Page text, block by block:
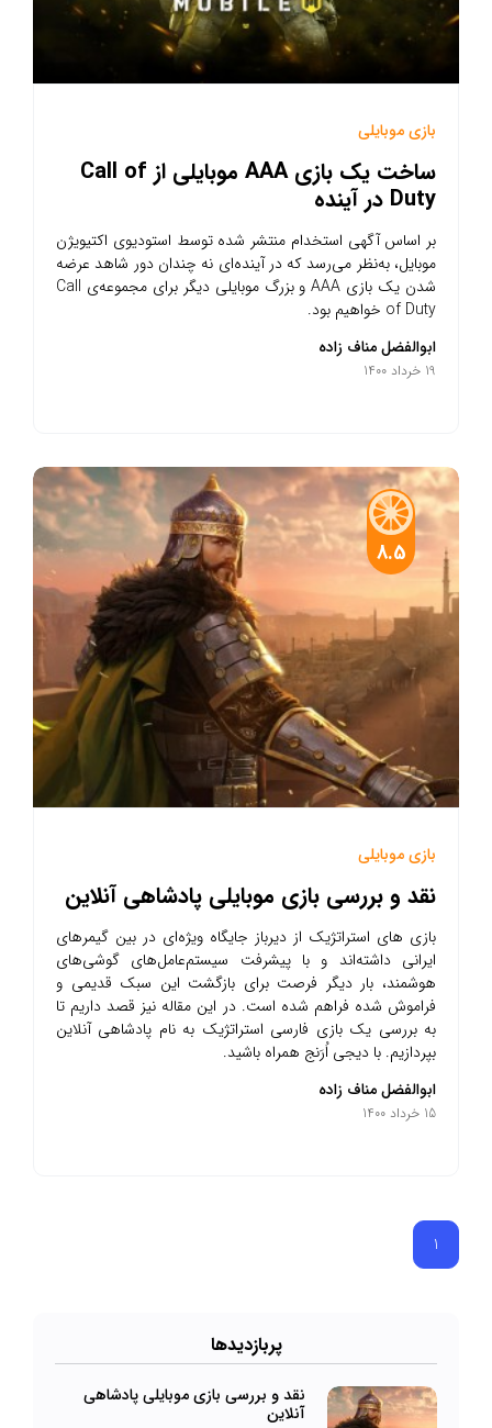
بازی موبایلی
ساخت یک بازی AAA موبایلی از Call of
Duty در آینده
بر اساس آگهی استخدام منتشر شده توسط استودیوی اکتیویژن
موبایل، به‌نظر می‌رسد که در آینده‌ای نه چندان دور شاهد عرضه
شدن یک بازی AAA و بزرگ موبایلی دیگر برای مجموعه‌ی Call
of Duty خواهیم بود.
ابوالفضل مناف زاده
19 خرداد 1400
8.5
بازی موبایلی
نقد و بررسی بازی موبایلی پادشاهی آنلاین
بازی های استراتژیک از دیرباز جایگاه ویژه‌ای در بین گیمرهای
ایرانی داشته‌اند و با پیشرفت سیستم‌عامل‌های گوشی‌‌های
هوشمند، بار دیگر فرصت برای بازگشت این سبک قدیمی و
فراموش شده فراهم شده است. در این مقاله نیز قصد داریم تا
به بررسی یک بازی فارسی استراتژیک به نام پادشاهی آنلاین
بپردازیم. با دیجی اُرَنج همراه باشید.
ابوالفضل مناف زاده
15 خرداد 1400
1
پرباز‌دیدها
نقد و بررسی بازی موبایلی پادشاهی
آنلاین